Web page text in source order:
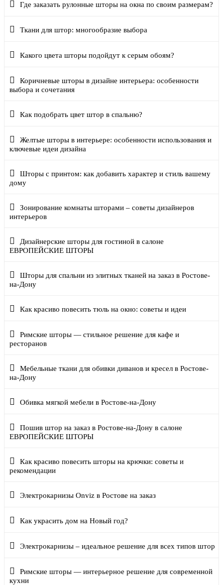
Где заказать рулонные шторы на окна по своим размерам?
Ткани для штор: многообразие выбора
Какого цвета шторы подойдут к серым обоям?
Коричневые шторы в дизайне интерьера: особенности
выбора и сочетания
Как подобрать цвет штор в спальню?
Желтые шторы в интерьере: особенности использования и
ключевые идеи дизайна
Шторы с принтом: как добавить характер и стиль вашему
дому
Зонирование комнаты шторами – советы дизайнеров
интерьеров
Дизайнерские шторы для гостиной в салоне
ЕВРОПЕЙСКИЕ ШТОРЫ
Шторы для спальни из элитных тканей на заказ в Ростове-
на-Дону
Как красиво повесить тюль на окно: советы и идеи
Римские шторы — стильное решение для кафе и
ресторанов
Мебельные ткани для обивки диванов и кресел в Ростове-
на-Дону
Обивка мягкой мебели в Ростове-на-Дону
Пошив штор на заказ в Ростове-на-Дону в салоне
ЕВРОПЕЙСКИЕ ШТОРЫ
Как красиво повесить шторы на крючки: советы и
рекомендации
Электрокарнизы Onviz в Ростове на заказ
Как украсить дом на Новый год?
Электрокарнизы – идеальное решение для всех типов штор
Римские шторы — интерьерное решение для современной
кухни